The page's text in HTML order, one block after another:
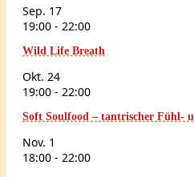
Sep. 17
19:00 - 22:00
Wild Life Breath
Okt. 24
19:00 - 22:00
Soft Soulfood – tantrischer Fühl-
Nov. 1
18:00 - 22:00